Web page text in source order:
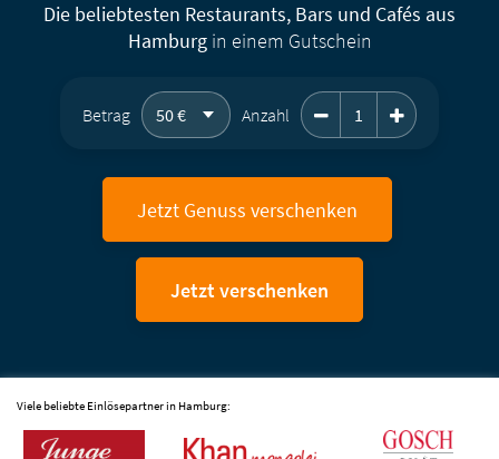
Die beliebtesten Restaurants, Bars und Cafés aus
Hamburgin einem Gutschein
Betrag Anzahl Geschenkgutschein
Jetzt Genuss verschenken
Jetzt verschenken
Viele beliebte Einlösepartner in Hamburg: